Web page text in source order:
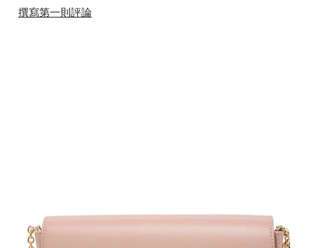
撰寫第一則評論